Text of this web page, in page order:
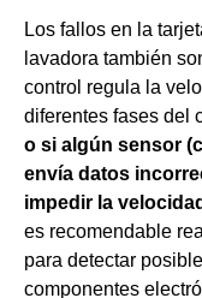
Los fallos en la
lavadora también
control regula la
diferentes fases del
o si algún sensor
envía datos
impedir la
es recomendable
para detectar
componentes